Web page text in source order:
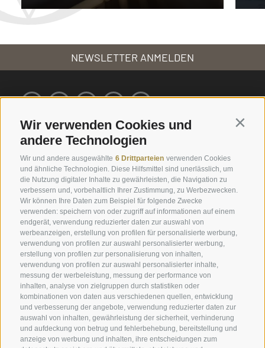
Wir verwenden Cookies und
andere Technologien
Wir und andere ausgewählte 6 Drittparteien verwenden Cookies
und ähnliche Technologien. Diese Hilfsmittel sind unerlässlich, um
die Nutzung digitaler Inhalte zu gewährleisten, die Navigation zu
verbessern und, vorbehaltlich Ihrer Zustimmung, zu Werbezwecken.
Wir können Ihre Daten zum Beispiel für folgende Zwecke
verwenden: speichern von oder zugriff auf informationen auf einem
endgerät, verwendung reduzierter daten zur auswahl von
werbeanzeigen, erstellung von profilen für personalisierte werbung,
verwendung von profilen zur auswahl personalisierter werbung,
erstellung von profilen zur personalisierung von inhalten,
verwendung von profilen zur auswahl personalisierter inhalte,
messung der werbeleistung, messung der performance von
inhalten, analyse von zielgruppen durch statistiken oder
kombinationen von daten aus verschiedenen quellen, entwicklung
und verbesserung der angebote, verwendung reduzierter daten zur
auswahl von inhalten, gewährleistung der sicherheit, verhinderung
und aufdeckung von betrug und fehlerbehebung, bereitstellung und
anzeige von werbung und inhalten, ihre entscheidungen zum
NEWSLETTER ANMELDEN
Service
Ernas Ferienwohnungen
Engels Park
Online buchen
Gutschein schenken
Urlaubsangebote
Plunhofs Restplatzbörse
Zimmer & Preise
Unverbindlich anfragen
Lage & Anreise
Info
Plunhof Geflüster
Fotos & Impressionen
Downloads & Katalog
Wetter
Webcams
Newsletter
Bewertungen
Social Wall
Awards